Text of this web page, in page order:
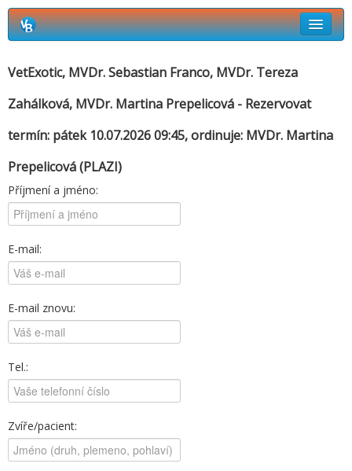
VetExotic, MVDr. Sebastian Franco, MVDr. Tereza
Zahálková, MVDr. Martina Prepelicová - Rezervovat
termín: pátek 10.07.2026 09:45, ordinuje: MVDr. Martina
Prepelicová(PLAZI)
Příjmení a jméno:
E-mail:
E-mail znovu:
Tel.:
Zvíře/pacient: